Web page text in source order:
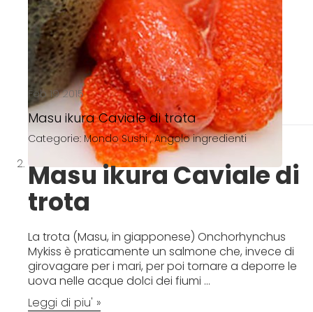
Feb 19 2015
Masu ikura Caviale di trota
Categorie: Mondo Sushi,Angolo ingredienti
Masu ikura Caviale di
trota
La trota (Masu, in giapponese) Onchorhynchus
Mykiss è praticamente un salmone che, invece di
girovagare per i mari, per poi tornare a deporre le
uova nelle acque dolci dei fiumi ...
Leggi di piu' »